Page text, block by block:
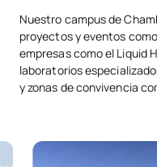
Nuestro campus de
proyectos y eventos
empresas como el Liquid
laboratorios
y zonas de convivencia